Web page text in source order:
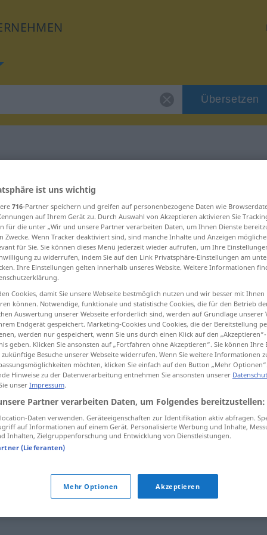
Übersetzen
für "untragbar"
(u)]
untragbar
ist uns wichtig
716-Partner speichern und greifen auf personenbezogene Daten wie
auf Ihrem Gerät zu. Durch Auswahl von Akzeptieren aktivieren Sie
für die unter „Wir und unsere Partner verarbeiten Daten, um Ihnen Dienste
Zwecke. Wenn Tracker deaktiviert sind, sind manche Inhalte und Anzeigen
für Sie. Sie können dieses Menü jederzeit wieder aufrufen, um Ihre
zu widerrufen, indem Sie auf den Link Privatsphäre-Einstellungen am
Ihre Einstellungen gelten innerhalb unseres Website. Weitere Informationen
Cookies, damit Sie unsere Webseite bestmöglich nutzen und wir besser mit Ihnen
können. Notwendige, funktionale und statistische Cookies, die für den Betrieb
Auswertung unserer Webseite erforderlich sind, werden auf Grundlage unserer
Endgerät gespeichert. Marketing-Cookies und Cookies, die der Bereitstellung
werden nur gespeichert, wenn Sie uns durch einen Klick auf den
geben. Klicken Sie ansonsten auf „Fortfahren ohne Akzeptieren“. Sie können
Besuche unserer Webseite widerrufen. Wenn Sie weitere Informationen
möchten, klicken Sie einfach auf den Button „Mehr
Hinweise zu der Datenverarbeitung entnehmen Sie ansonsten unserer
unser Impressum.
Partner verarbeiten Daten, um Folgendes bereitzustellen:
Daten verwenden. Geräteeigenschaften zur Identifikation aktiv abfragen.
auf Informationen auf einem Gerät. Personalisierte Werbung und Inhalte,
Inhalten, Zielgruppenforschung und Entwicklung von Dienstleistungen.
(Lieferanten)
Mehr Optionen Akzeptieren